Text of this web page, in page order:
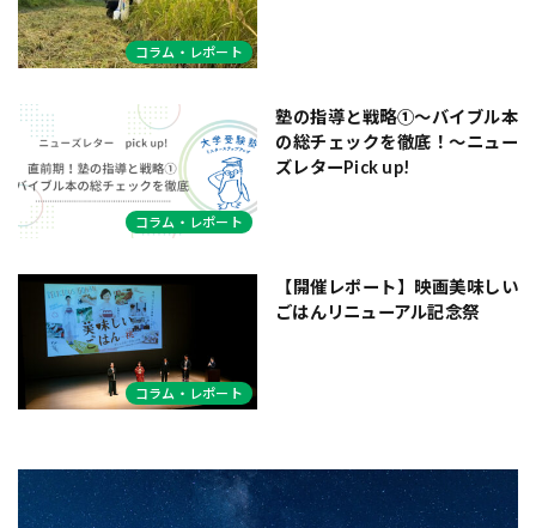
コラム・レポート
コラム・レポート
塾の指導と戦略①〜バイブル本
の総チェックを徹底！〜ニュー
ズレターPick up!
コラム・レポート
【開催レポート】映画美味しい
ごはんリニューアル記念祭